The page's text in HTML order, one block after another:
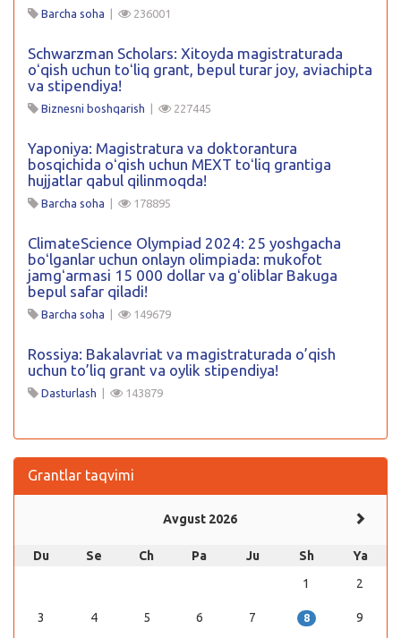
Barcha soha | 236001
Schwarzman Scholars: Xitoyda magistraturada
oʻqish uchun toʻliq grant, bepul turar joy, aviachipta
va stipendiya!
Biznesni boshqarish | 227445
Yaponiya: Magistratura va doktorantura
bosqichida oʻqish uchun MEXT toʻliq grantiga
hujjatlar qabul qilinmoqda!
Barcha soha | 178895
ClimateScience Olympiad 2024: 25 yoshgacha
boʻlganlar uchun onlayn olimpiada: mukofot
jamgʻarmasi 15 000 dollar va gʻoliblar Bakuga
bepul safar qiladi!
Barcha soha | 149679
Rossiya: Bakalavriat va magistraturada o’qish
uchun to’liq grant va oylik stipendiya!
Dasturlash | 143879
Grantlar taqvimi
Avgust 2026
Du Se Ch Pa Ju Sh
Ya
1
2
3 4 5 6 7 8 9